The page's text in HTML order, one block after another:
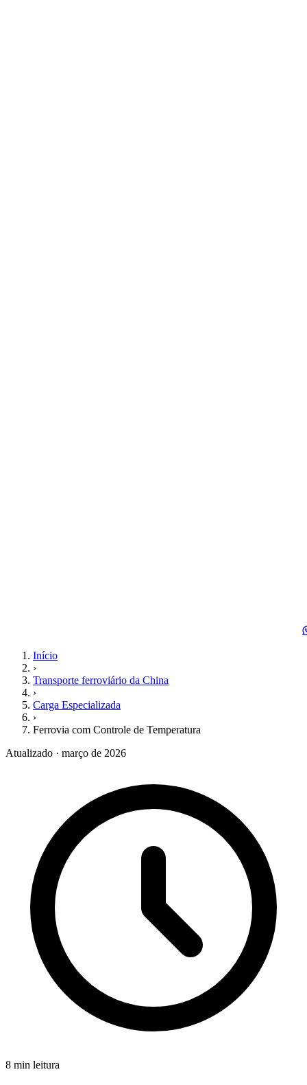
Início
›
Transporte ferroviário da China
›
Carga Especializada
›
Ferrovia com Controle de Temperatura
Atualizado · março de 2026
8 min leitura